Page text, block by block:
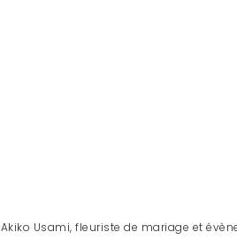
Akiko Usami, fleuriste de mariage et